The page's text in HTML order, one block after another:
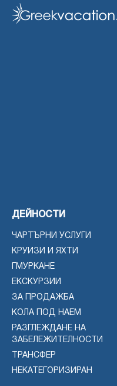
ДЕЙНОСТИ
ЧАРТЪРНИ УСЛУГИ
КРУИЗИ И ЯХТИ
ГМУРКАНЕ
ЕКСКУРЗИИ
ЗА ПРОДАЖБА
КОЛА ПОД НАЕМ
РАЗГЛЕЖДАНЕ НА
ЗАБЕЛЕЖИТЕЛНОСТИ
ТРАНСФЕР
НЕКАТЕГОРИЗИРАН